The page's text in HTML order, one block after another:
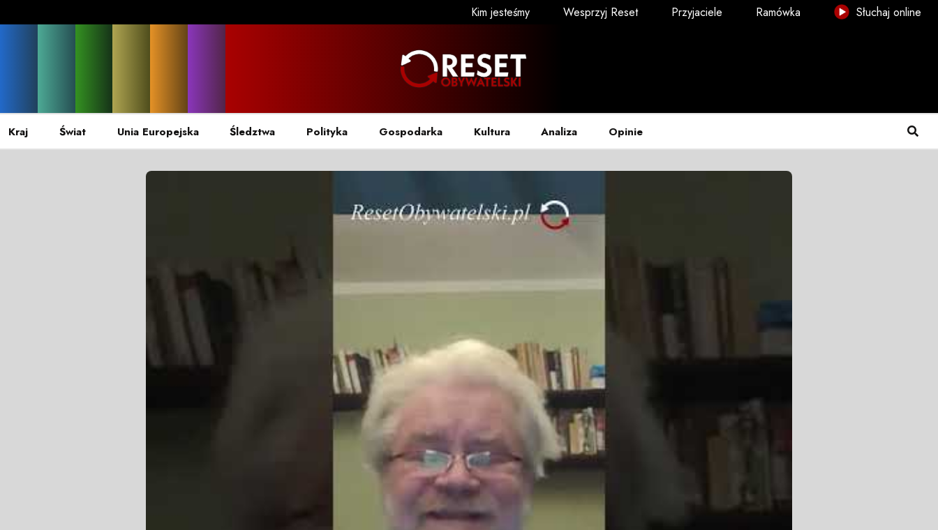
Kim jesteśmy Wesprzyj Reset Przyjaciele Ramówka Słuchaj online
Kraj Świat Unia Europejska Śledztwa Polityka Gospodarka Kultura Analiza Opinie